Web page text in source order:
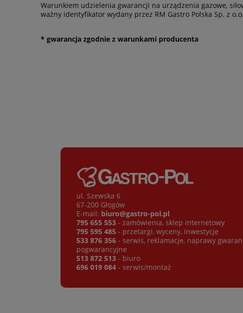
Warunkiem udzielenia gwarancji na urządzenia gazowe,
ważny identyfikator wydany przez RM Gastro Polska Sp. z o.o.
* gwarancja zgodnie z warunkami producenta
ul. Szewska 6
67-200 Głogów
E-mail: biuro@gastro-pol.pl
795 655 553 - zamówienia, sklep internetowy
795 595 485 - przetargi, wyceny, inwestycje
533 876 356 - serwis, reklamacje, naprawy
pogwarancyjne
513 872 513 - biuro
696 019 084 - serwis/montaż